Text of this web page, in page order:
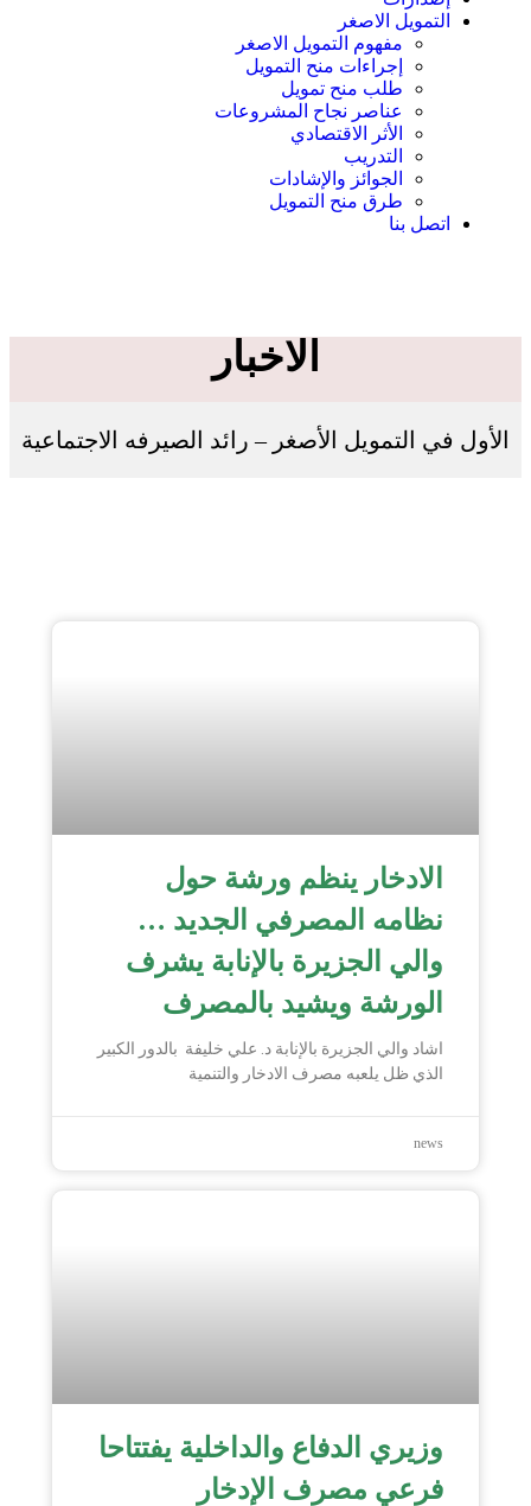
التمويل الاصغر
مفهوم التمويل الاصغر
إجراءات منح التمويل
طلب منح تمويل
عناصر نجاح المشروعات
الأثر الاقتصادي
التدريب
الجوائز والإشادات
طرق منح التمويل
اتصل بنا
الاخبار
الأول في التمويل الأصغر – رائد الصيرفه الاجتماعية
الادخار ينظم ورشة حول
نظامه المصرفي الجديد …
والي الجزيرة بالإنابة يشرف
الورشة ويشيد بالمصرف
اشاد والي الجزيرة بالإنابة د. علي خليفة بالدور الكبير
الذي ظل يلعبه مصرف الادخار والتنمية
news
وزيري الدفاع والداخلية يفتتاحا
فرعي مصرف الإدخار